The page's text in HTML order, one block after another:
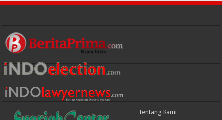
Tentang Kami